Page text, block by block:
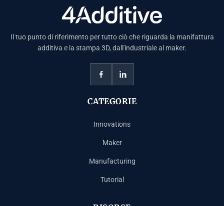
Il tuo punto di riferimento per tutto ciò che riguarda la manifattura
additiva e la stampa 3D, dall'industriale al maker.
CATEGORIE
Innovations
Maker
Manufacturing
Tutorial